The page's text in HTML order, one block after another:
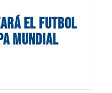
EL FUTBOL
MUNDIAL